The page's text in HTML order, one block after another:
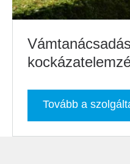
Tovább a